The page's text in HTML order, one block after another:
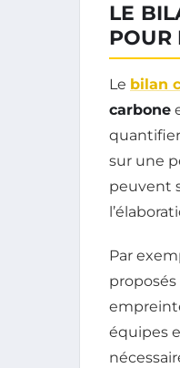
LE
POUR
Le bilan
carbone
sur une
peuvent
Par
équipes